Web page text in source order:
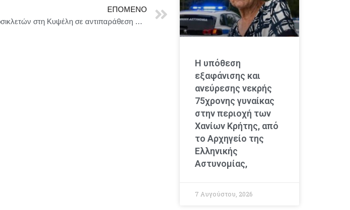
ΕΠΌΜΕΝΟ
Δύο οδηγοί μοτοσικλετών στη Κυψέλη σε αντιπαράθεση με χρήση όπλου.
Η υπόθεση
εξαφάνισης και
ανεύρεσης νεκρής
75χρονης γυναίκας
στην περιοχή των
Χανίων Κρήτης, από
το Αρχηγείο της
Ελληνικής
Αστυνομίας,
7 Αυγούστου, 2026